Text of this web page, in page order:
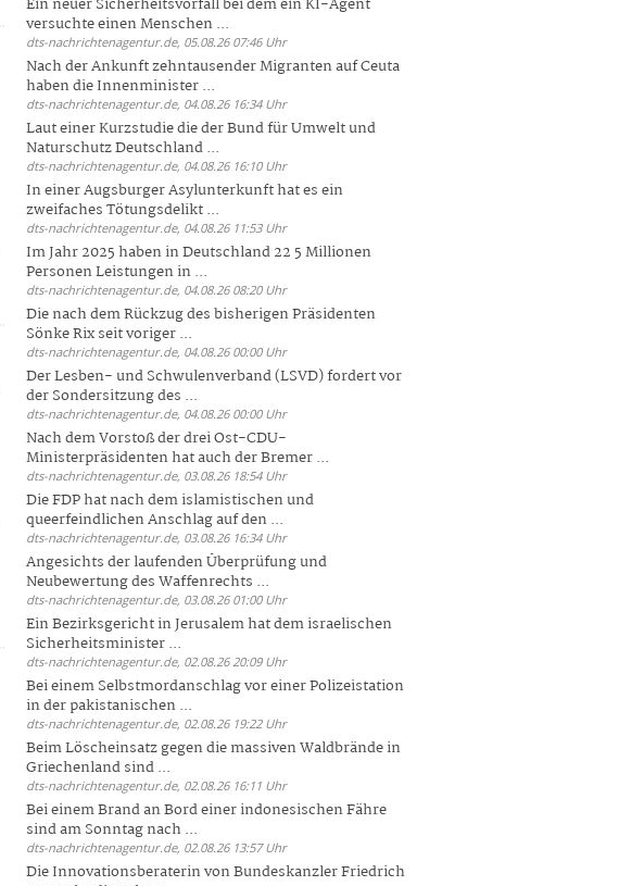
versuchte einen Menschen ...
dts-nachrichtenagentur.de, 05.08.26 07:46 Uhr
Nach der Ankunft zehntausender Migranten auf Ceuta
haben die Innenminister ...
dts-nachrichtenagentur.de, 04.08.26 16:34 Uhr
Laut einer Kurzstudie die der Bund für Umwelt und
Naturschutz Deutschland ...
dts-nachrichtenagentur.de, 04.08.26 16:10 Uhr
In einer Augsburger Asylunterkunft hat es ein
zweifaches Tötungsdelikt ...
dts-nachrichtenagentur.de, 04.08.26 11:53 Uhr
Im Jahr 2025 haben in Deutschland 22 5 Millionen
Personen Leistungen in ...
dts-nachrichtenagentur.de, 04.08.26 08:20 Uhr
Die nach dem Rückzug des bisherigen Präsidenten
Sönke Rix seit voriger ...
dts-nachrichtenagentur.de, 04.08.26 00:00 Uhr
Der Lesben- und Schwulenverband (LSVD) fordert vor
der Sondersitzung des ...
dts-nachrichtenagentur.de, 04.08.26 00:00 Uhr
Nach dem Vorstoß der drei Ost-CDU-
Ministerpräsidenten hat auch der Bremer ...
dts-nachrichtenagentur.de, 03.08.26 18:54 Uhr
Die FDP hat nach dem islamistischen und
queerfeindlichen Anschlag auf den ...
dts-nachrichtenagentur.de, 03.08.26 16:34 Uhr
Angesichts der laufenden Überprüfung und
Neubewertung des Waffenrechts ...
dts-nachrichtenagentur.de, 03.08.26 01:00 Uhr
Ein Bezirksgericht in Jerusalem hat dem israelischen
Sicherheitsminister ...
dts-nachrichtenagentur.de, 02.08.26 20:09 Uhr
Bei einem Selbstmordanschlag vor einer Polizeistation
in der pakistanischen ...
dts-nachrichtenagentur.de, 02.08.26 19:22 Uhr
Beim Löscheinsatz gegen die massiven Waldbrände in
Griechenland sind ...
dts-nachrichtenagentur.de, 02.08.26 16:11 Uhr
Bei einem Brand an Bord einer indonesischen Fähre
sind am Sonntag nach ...
dts-nachrichtenagentur.de, 02.08.26 13:57 Uhr
Die Innovationsberaterin von Bundeskanzler Friedrich